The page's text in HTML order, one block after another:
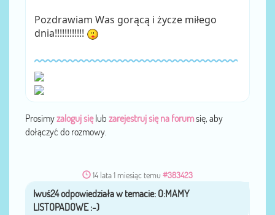
Pozdrawiam Was gorącą i życze miłego
dnia!!!!!!!!!!!!
Prosimyzaloguj sięlub zarejestruj się na forumsię, aby
dołączyć do rozmowy.
14 lata 1 miesiąc temu #383423
przezIwuś24